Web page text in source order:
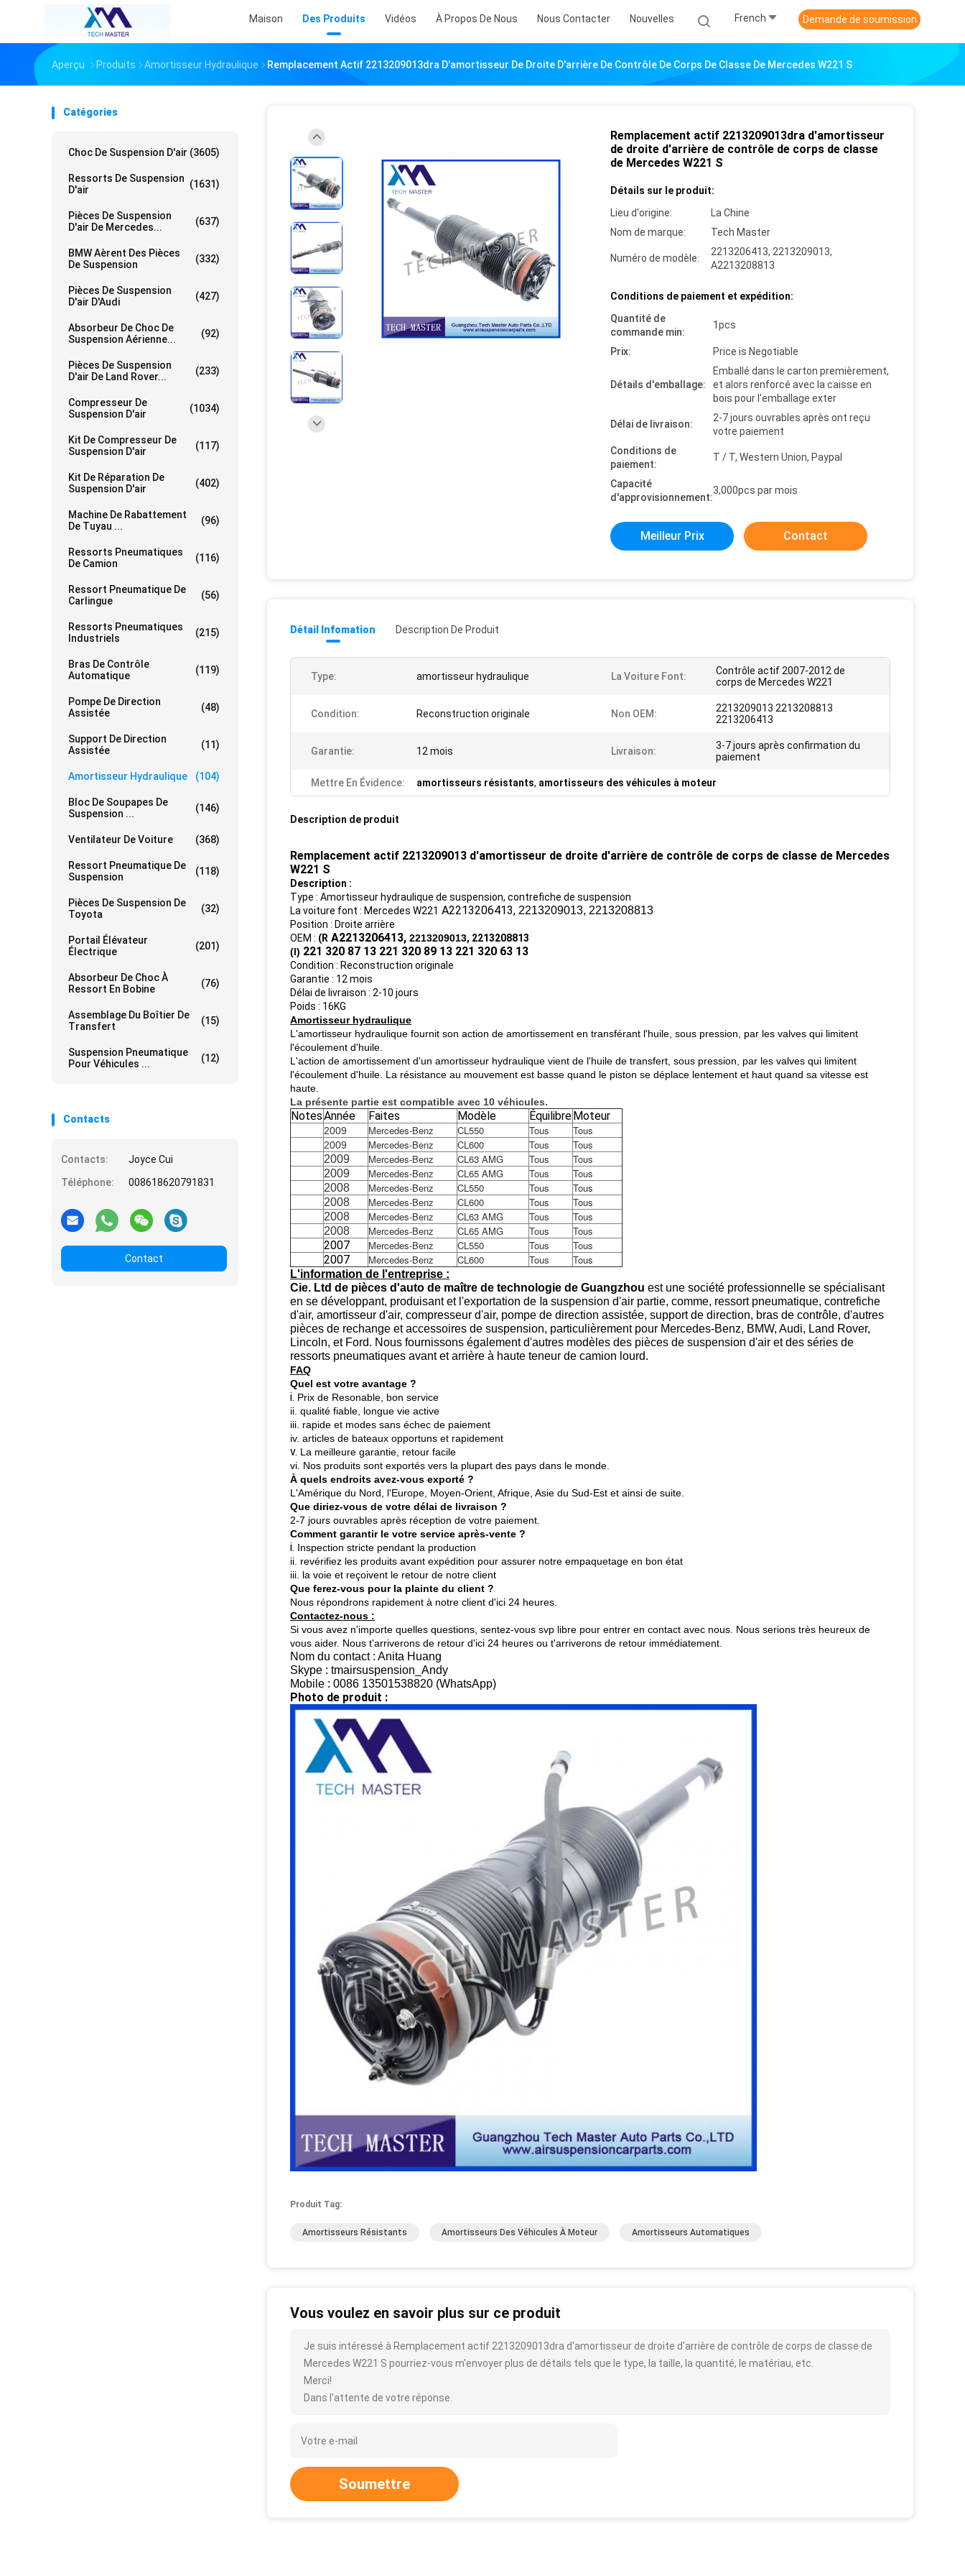
Maison Des Produits Vidéos À Propos De Nous Nous Contacter Nouvelles French Demande de soumission
Aperçu Produits Amortisseur Hydraulique Remplacement Actif 2213209013dra D'amortisseur De Droite D'arrière De Contrôle De Corps De Classe De Mercedes W221 S
Catégories
Choc De Suspension D'air (3605)
Ressorts De Suspension
D'air
(1631)
Pièces De Suspension
D'air De Mercedes...
(637)
BMW Aèrent Des Pièces
De Suspension
(332)
Pièces De Suspension
D'air D'Audi
(427)
Absorbeur De Choc De
Suspension Aérienne...
(92)
Pièces De Suspension
D'air De Land Rover...
(233)
Compresseur De
Suspension D'air
(1034)
Kit De Compresseur De
Suspension D'air
(117)
Kit De Réparation De
Suspension D'air
(402)
Machine De Rabattement
De Tuyau ...
(96)
Ressorts Pneumatiques
De Camion
(116)
Ressort Pneumatique De
Carlingue
(56)
Ressorts Pneumatiques
Industriels
(215)
Bras De Contrôle
Automatique
(119)
Pompe De Direction
Assistée
(48)
Support De Direction
Assistée
(11)
Amortisseur Hydraulique (104)
Bloc De Soupapes De
Suspension ...
(146)
Ventilateur De Voiture (368)
Ressort Pneumatique De
Suspension
(118)
Pièces De Suspension De
Toyota
(32)
Portail Élévateur
Électrique
(201)
Absorbeur De Choc À
Ressort En Bobine
(76)
Assemblage Du Boîtier De
Transfert
(15)
Suspension Pneumatique
Pour Véhicules ...
(12)
Contacts
Contacts:
Joyce Cui
Téléphone:
008618620791831
Contact
Remplacement actif 2213209013dra d'amortisseur
de droite d'arrière de contrôle de corps de classe
de Mercedes W221 S
Détails sur le produit:
Lieu d'origine:
La Chine
Nom de marque:
Tech Master
Numéro de modèle:
2213206413, 2213209013,
A2213208813
Conditions de paiement et expédition:
Quantité de
commande min:
1pcs
Prix: Price is Negotiable
Détails d'emballage:
Emballé dans le carton premièrement,
et alors renforcé avec la caisse en
bois pour l'emballage exter
Délai de livraison:
2-7 jours ouvrables après ont reçu
votre paiement
Conditions de
paiement:
T / T, Western Union, Paypal
Capacité
d'approvisionnement:
3,000pcs par mois
Meilleur Prix Contact
Détail Infomation Description De Produit
Type: amortisseur hydraulique La Voiture Font:
Contrôle actif 2007-2012 de
corps de Mercedes W221
Condition: Reconstruction originale Non OEM:
2213209013 2213208813
2213206413
Garantie: 12 mois Livraison:
3-7 jours après confirmation du
paiement
Mettre En Évidence: amortisseurs résistants, amortisseurs des véhicules à moteur
Description de produit
Remplacement actif 2213209013 d'amortisseur de droite d'arrière de contrôle de corps de classe de Mercedes
W221 S
Description :
Type : Amortisseur hydraulique de suspension, contrefiche de suspension
La voiture font : Mercedes W221 A2213206413, 2213209013, 2213208813
Position : Droite arrière
OEM : (R A2213206413, 2213209013, 2213208813
(l) 221 320 87 13 221 320 89 13 221 320 63 13
Condition : Reconstruction originale
Garantie : 12 mois
Délai de livraison : 2-10 jours
Poids : 16KG
Amortisseur hydraulique
L'amortisseur hydraulique fournit son action de amortissement en transférant l'huile, sous pression, par les valves qui limitent
l'écoulement d'huile.
L'action de amortissement d'un amortisseur hydraulique vient de l'huile de transfert, sous pression, par les valves qui limitent
l'écoulement d'huile. La résistance au mouvement est basse quand le piston se déplace lentement et haut quand sa vitesse est
haute.
La présente partie est compatible avec 10 véhicules.
NotesAnnée Faites Modèle ÉquilibreMoteur
2009 Mercedes-Benz CL550 Tous Tous
2009 Mercedes-Benz CL600 Tous Tous
2009 Mercedes-Benz CL63 AMG Tous Tous
2009 Mercedes-Benz CL65 AMG Tous Tous
2008 Mercedes-Benz CL550 Tous Tous
2008 Mercedes-Benz CL600 Tous Tous
2008 Mercedes-Benz CL63 AMG Tous Tous
2008 Mercedes-Benz CL65 AMG Tous
Tous
2007
Mercedes-Benz CL550 Tous
Tous
2007
Mercedes-Benz CL600 Tous Tous
L'information de l'entreprise :
Cie. Ltd de pièces d'auto de maître de technologie de Guangzhou est une société professionnelle se spécialisant
en se développant, produisant et l'exportation de la suspension d'air partie, comme, ressort pneumatique, contrefiche
d'air, amortisseur d'air, compresseur d'air, pompe de direction assistée, support de direction, bras de contrôle, d'autres
pièces de rechange et accessoires de suspension, particulièrement pour Mercedes-Benz, BMW, Audi, Land Rover,
Lincoln, et Ford. Nous fournissons également d'autres modèles des pièces de suspension d'air et des séries de
ressorts pneumatiques avant et arrière à haute teneur de camion lourd.
FAQ
Quel est votre avantage ?
i. Prix de Resonable, bon service
ii. qualité fiable, longue vie active
iii. rapide et modes sans échec de paiement
iv. articles de bateaux opportuns et rapidement
v. La meilleure garantie, retour facile
vi. Nos produits sont exportés vers la plupart des pays dans le monde.
À quels endroits avez-vous exporté ?
L'Amérique du Nord, l'Europe, Moyen-Orient, Afrique, Asie du Sud-Est et ainsi de suite.
Que diriez-vous de votre délai de livraison ?
2-7 jours ouvrables après réception de votre paiement.
Comment garantir le votre service après-vente ?
i. Inspection stricte pendant la production
ii. revérifiez les produits avant expédition pour assurer notre empaquetage en bon état
iii. la voie et reçoivent le retour de notre client
Que ferez-vous pour la plainte du client ?
Nous répondrons rapidement à notre client d'ici 24 heures.
Contactez-nous :
Si vous avez n'importe quelles questions, sentez-vous svp libre pour entrer en contact avec nous. Nous serions très heureux de
vous aider. Nous t'arriverons de retour d'ici 24 heures ou t'arriverons de retour immédiatement.
Nom du contact : Anita Huang
Skype : tmairsuspension_Andy
Mobile : 0086 13501538820 (WhatsApp)
Photo de produit :
Produit Tag:
Amortisseurs Résistants Amortisseurs Des Véhicules À Moteur Amortisseurs Automatiques
Vous voulez en savoir plus sur ce produit
Je suis intéressé à Remplacement actif 2213209013dra d'amortisseur de droite d'arrière de contrôle de corps de classe de
Mercedes W221 S pourriez-vous m'envoyer plus de détails tels que le type, la taille, la quantité, le matériau, etc.
Merci!
Dans l'attente de votre réponse.
Soumettre